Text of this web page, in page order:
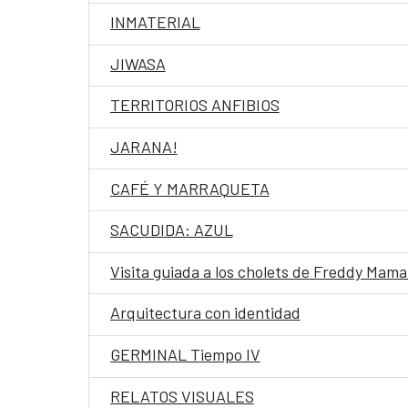
INMATERIAL
JIWASA
TERRITORIOS ANFIBIOS
JARANA!
CAFÉ Y MARRAQUETA
SACUDIDA: AZUL
Visita guiada a los cholets de Freddy
Arquitectura con identidad
GERMINAL Tiempo IV
RELATOS VISUALES